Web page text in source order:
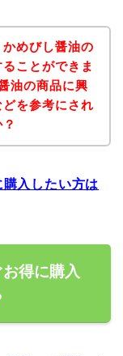
めびし醤油の
ことができま
油の商品に興
を参考にされ
入したい方は
得に購入